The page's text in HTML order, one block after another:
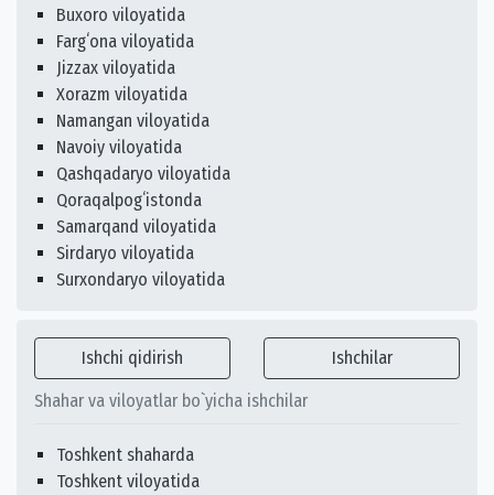
Buxoro viloyatida
Fargʻona viloyatida
Jizzax viloyatida
Xorazm viloyatida
Namangan viloyatida
Navoiy viloyatida
Qashqadaryo viloyatida
Qoraqalpogʻistonda
Samarqand viloyatida
Sirdaryo viloyatida
Surxondaryo viloyatida
Ishchi qidirish Ishchilar
Shahar va viloyatlar bo`yicha ishchilar
Toshkent shaharda
Toshkent viloyatida